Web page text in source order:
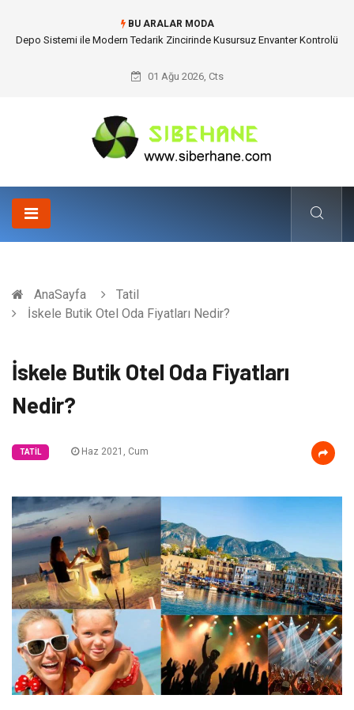
BU ARALAR MODA
Depo Sistemi ile Modern Tedarik Zincirinde Kusursuz Envanter Kontrolü
01 Ağu 2026, Cts
AnaSayfa
Tatil
İskele Butik Otel Oda Fiyatları Nedir?
İskele Butik Otel Oda Fiyatları
Nedir?
TATIL Haz 2021, Cum